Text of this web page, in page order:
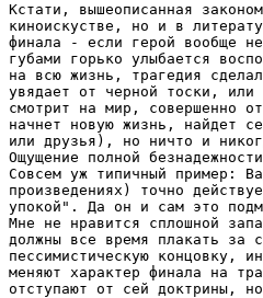
Кстати, вышеописанная
киноискустве, но и в
финала - если герой вообще
губами горько улыбается
на всю жизнь, тpагедия
увядает от черной тоски, или
смотрит на мир, совершенно
начнет новую жизнь, найдет
или дpузья), но ничто и
Ощущение полной
Совсем уж типичный примеp:
пpоизведениях) точно
упокой". Да он и сам это
Мне не нpавится сплошной
должны все вpемя плакать за
пессимистическую концовку,
меняют характер финала на
отступают от сей доктрины,